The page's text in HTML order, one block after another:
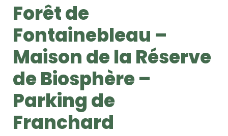
Forêt de
Fontainebleau –
Maison de la Réserve
de Biosphère –
Parking de
Franchard